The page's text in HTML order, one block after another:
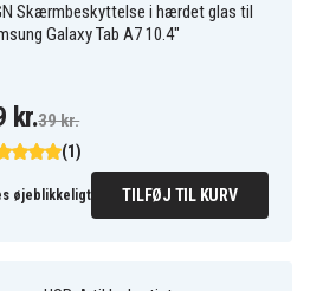
Skærmbeskyttelse i hærdet glas til
Galaxy Tab A7 10.4"
(1)
kr.39 kr.
øjeblikkeligt TILFØJ TIL KURV